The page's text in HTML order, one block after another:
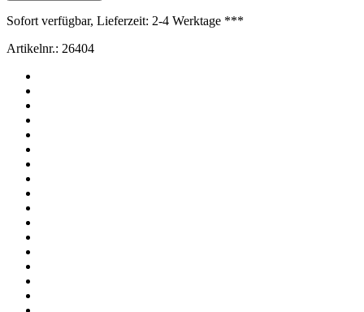
Sofort verfügbar, Lieferzeit: 2-4 Werktage ***
Artikelnr.: 26404